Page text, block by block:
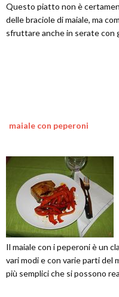
Questo piatto non è
delle braciole di maiale, ma
sfruttare anche in serate con
maiale con peperoni
Il maiale con i peperoni è un
vari modi e con varie parti del
più semplici che si possono